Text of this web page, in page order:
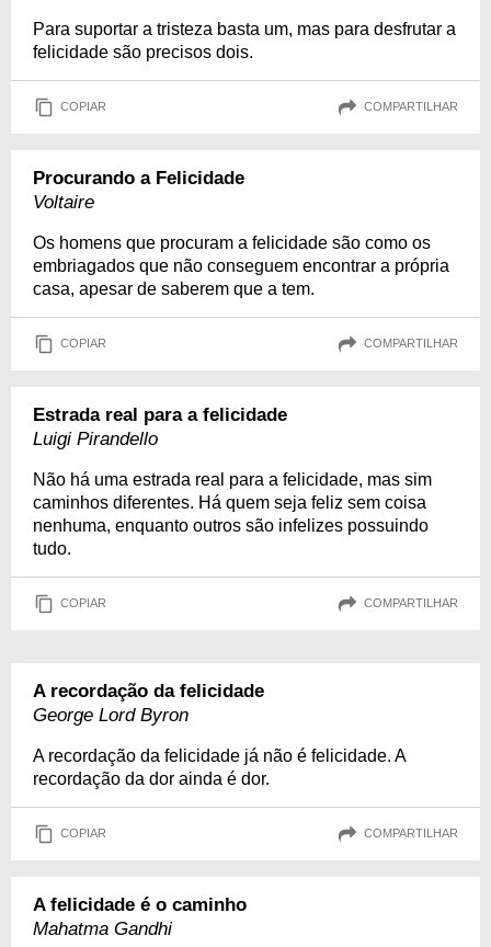
Para suportar a tristeza basta um, mas para desfrutar a
felicidade são precisos dois.
COPIAR COMPARTILHAR
Procurando a Felicidade
Voltaire
Os homens que procuram a felicidade são como os
embriagados que não conseguem encontrar a própria
casa, apesar de saberem que a tem.
COPIAR COMPARTILHAR
Estrada real para a felicidade
Luigi Pirandello
Não há uma estrada real para a felicidade, mas sim
caminhos diferentes. Há quem seja feliz sem coisa
nenhuma, enquanto outros são infelizes possuindo
tudo.
COPIAR COMPARTILHAR
A recordação da felicidade
George Lord Byron
A recordação da felicidade já não é felicidade. A
recordação da dor ainda é dor.
COPIAR COMPARTILHAR
A felicidade é o caminho
Mahatma Gandhi